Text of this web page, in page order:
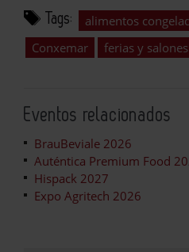
Tags: alimentos
Conxemar
ferias y salones
Eventos relacionados
BrauBeviale 2026
Auténtica Premium Food
Hispack 2027
Expo Agritech 2026